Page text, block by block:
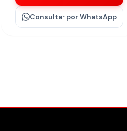
Consultar por WhatsApp